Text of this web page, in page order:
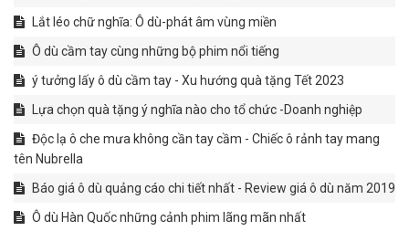
Lắt léo chữ nghĩa: Ô dù-phát âm vùng miền
Ô dù cầm tay cùng những bộ phim nổi tiếng
ý tưởng lấy ô dù cầm tay - Xu hướng quà tặng Tết 2023
Lựa chọn quà tặng ý nghĩa nào cho tổ chức -Doanh nghiệp
Độc lạ ô che mưa không cần tay cầm - Chiếc ô rảnh tay mang
tên Nubrella
Báo giá ô dù quảng cáo chi tiết nhất - Review giá ô dù năm 2019
Ô dù Hàn Quốc những cảnh phim lãng mãn nhất